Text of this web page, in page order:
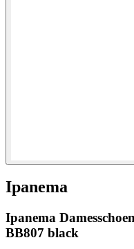
Ipanema
Ipanema
BB807 black